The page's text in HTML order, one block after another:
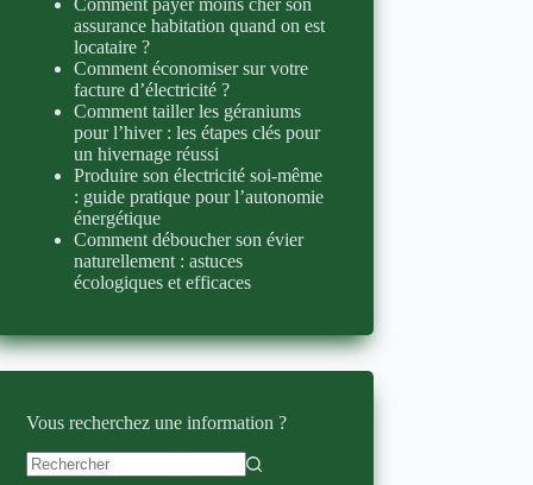
assurance habitation quand on est
locataire ?
Comment économiser sur votre
facture d’électricité ?
Comment tailler les géraniums
pour l’hiver : les étapes clés pour
un hivernage réussi
Produire son électricité soi-même
: guide pratique pour l’autonomie
énergétique
Comment déboucher son évier
naturellement : astuces
écologiques et efficaces
Vous recherchez une information ?